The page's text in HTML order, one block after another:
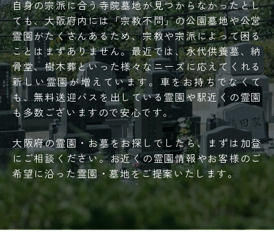
自身の宗派に合う寺院墓地が見つからなかったとし
ても、大阪府内には「宗教不問」の公園墓地や公営
霊園がたくさんあるため、宗教や宗派によって困る
ことはまずありません。最近では、永代供養墓、納
骨堂、樹木葬といった様々なニーズに応えてくれる
新しい霊園が増えています。車をお持ちでなくて
も、無料送迎バスを出している霊園や駅近くの霊園
も多数ございますので安心です。
大阪府の霊園・お墓をお探しでしたら、まずは加登
にご相談ください。お近くの霊園情報やお客様のご
希望に沿った霊園・墓地をご提案いたします。